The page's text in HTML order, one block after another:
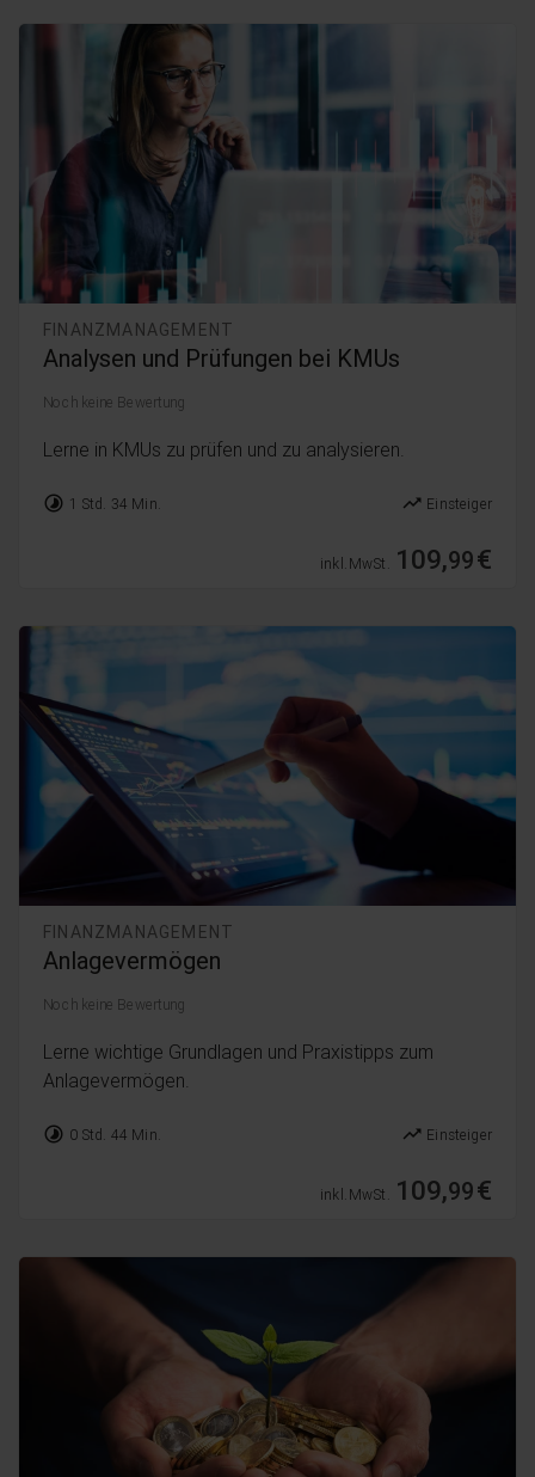
FINANZMANAGEMENT
Analysen und Prüfungen bei KMUs
Noch keine Bewertung
Lerne in KMUs zu prüfen und zu analysieren.
timelapse 1 Std. 34 Min. trending_up Einsteiger
inkl. MwSt. 109,99€
FINANZMANAGEMENT
Anlagevermögen
Noch keine Bewertung
Lerne wichtige Grundlagen und Praxistipps zum
Anlagevermögen.
timelapse 0 Std. 44 Min. trending_up Einsteiger
inkl. MwSt. 109,99€